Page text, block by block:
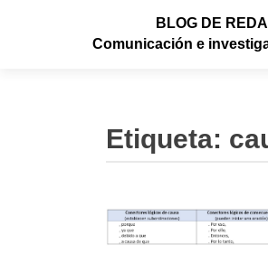
BLOG DE
Comunicación e
Etiqueta: